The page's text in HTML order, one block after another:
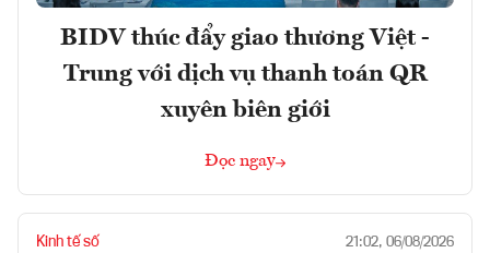
BIDV thúc đẩy giao thương Việt -
Trung với dịch vụ thanh toán QR
xuyên biên giới
Đọc ngay
Kinh tế số 21:02, 06/08/2026